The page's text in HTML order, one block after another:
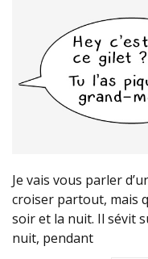
Je vais vous parler
croiser partout, mais
soir et la nuit. Il sévit
nuit, pendant